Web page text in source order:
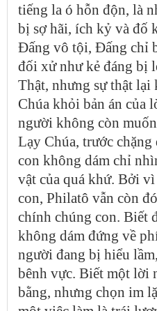
tiếng la ó hỗn độn, là
bị sợ hãi, ích kỷ và đố
Đấng vô tội, Đấng chỉ
đối xử như kẻ đáng bị
Thật, nhưng sự thật lại
Chúa khỏi bản án của
người không còn
Lạy Chúa, trước chặng
con không dám chỉ
vật của quá khứ. Bởi
con, Philatô vẫn còn
chính chúng con. Biết
không dám đứng về
người đang bị hiểu
bênh vực. Biết một lời
bằng, nhưng chọn im